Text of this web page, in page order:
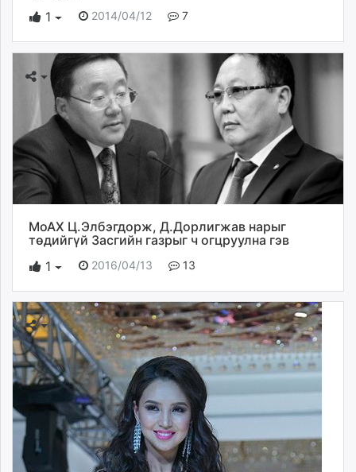
1
2014/04/12 7
МоАХ Ц.Элбэгдорж, Д.Дорлигжав нарыг
төдийгүй Засгийн газрыг ч огцруулна гэв
1
2016/04/13 13